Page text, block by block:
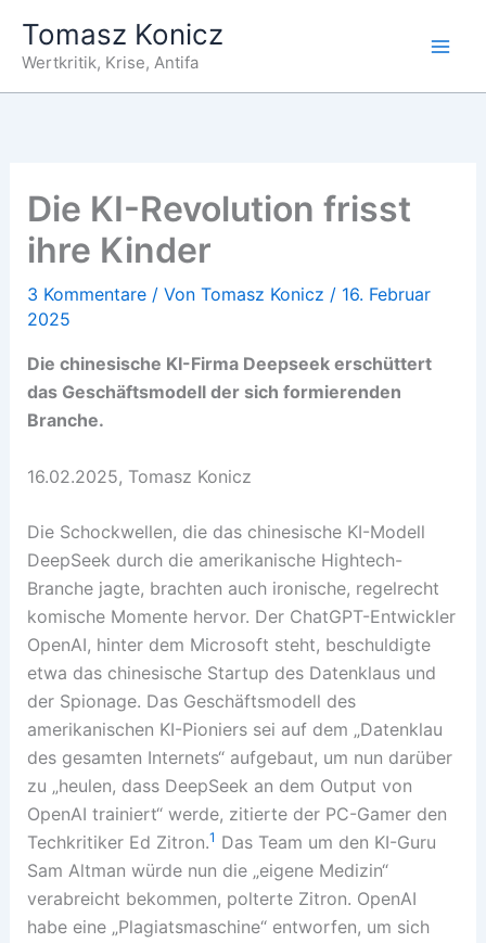
Inhalt
springen
Tomasz Konicz
Wertkritik, Krise, Antifa
Die KI-Revolution frisst
ihre Kinder
3 Kommentare / Von Tomasz Konicz / 16. Februar
2025
Die chinesische KI-Firma Deepseek erschüttert
das Geschäftsmodell der sich formierenden
Branche.
16.02.2025, Tomasz Konicz
Die Schockwellen, die das chinesische KI-Modell
DeepSeek durch die amerikanische Hightech-
Branche jagte, brachten auch ironische, regelrecht
komische Momente hervor. Der ChatGPT-Entwickler
OpenAI, hinter dem Microsoft steht, beschuldigte
etwa das chinesische Startup des Datenklaus und
der Spionage. Das Geschäftsmodell des
amerikanischen KI-Pioniers sei auf dem „Datenklau
des gesamten Internets“ aufgebaut, um nun darüber
zu „heulen, dass DeepSeek an dem Output von
OpenAI trainiert“ werde, zitierte der PC-Gamer den
Techkritiker Ed Zitron.1 Das Team um den KI-Guru
Sam Altman würde nun die „eigene Medizin“
verabreicht bekommen, polterte Zitron. OpenAI
habe eine „Plagiatsmaschine“ entworfen, um sich